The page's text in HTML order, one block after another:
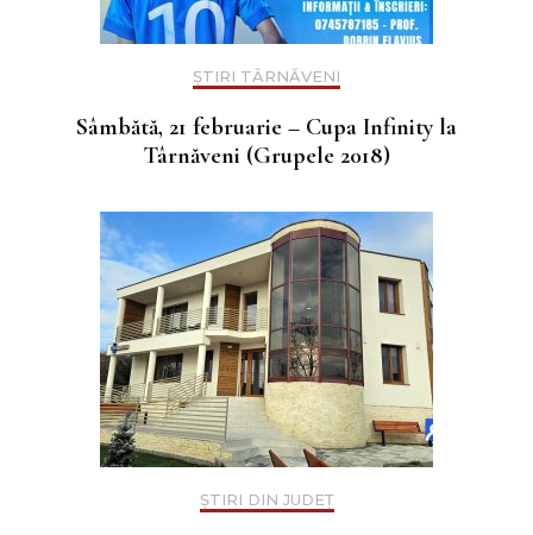
ȘTIRI TÂRNĂVENI
Sâmbătă, 21 februarie – Cupa Infinity la
Târnăveni (Grupele 2018)
ȘTIRI DIN JUDEȚ